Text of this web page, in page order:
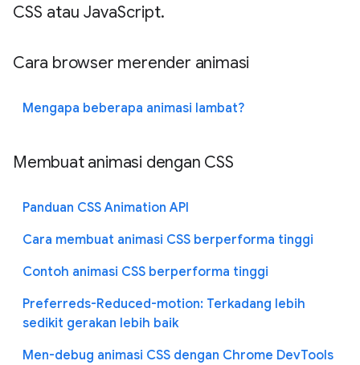
CSS atau JavaScript.
Cara browser merender animasi
Mengapa beberapa animasi lambat?
Membuat animasi dengan CSS
Panduan CSS Animation API
Cara membuat animasi CSS berperforma tinggi
Contoh animasi CSS berperforma tinggi
Preferreds-Reduced-motion: Terkadang lebih
sedikit gerakan lebih baik
Men-debug animasi CSS dengan Chrome DevTools